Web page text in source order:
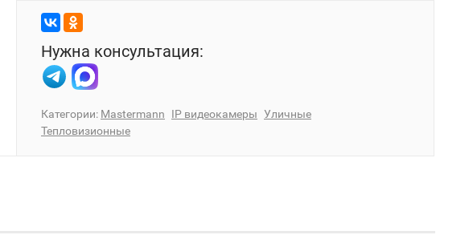
Нужна консультация:
Категории: Mastermann IP видеокамеры Уличные
Тепловизионные